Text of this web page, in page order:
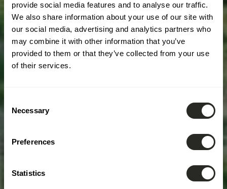
provide social media features and to analyse our traffic.
We also share information about your use of our site with
our social media, advertising and analytics partners who
may combine it with other information that you’ve
provided to them or that they’ve collected from your use
of their services.
Selection
Necessary
Preferences
Statistics